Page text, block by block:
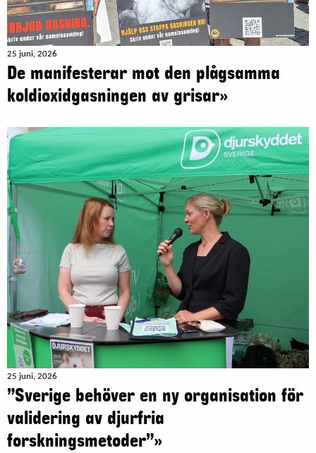
25 juni, 2026
De manifesterar mot den plågsamma
koldioxidgasningen av grisar»
25 juni, 2026
”Sverige behöver en ny organisation för
validering av djurfria
forskningsmetoder”»